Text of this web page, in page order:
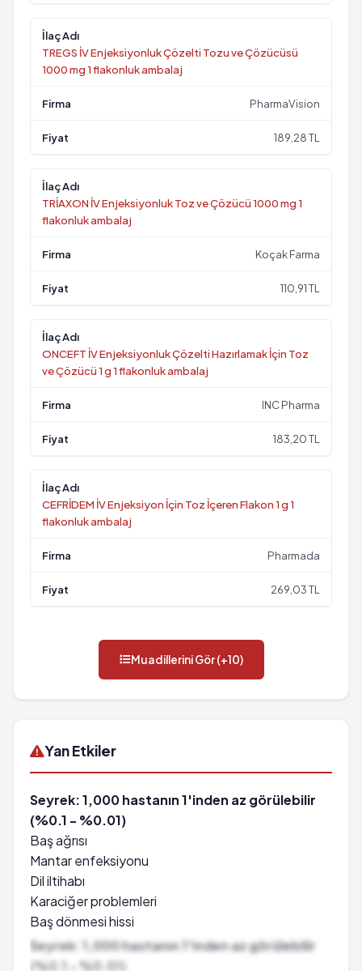
TREGS İV Enjeksiyonluk Çözelti Tozu ve Çözücüsü
1000 mg 1 flakonluk ambalaj
PharmaVision
189,28 TL
TRİAXON İV Enjeksiyonluk Toz ve Çözücü 1000 mg 1
flakonluk ambalaj
Koçak Farma
110,91 TL
ONCEFT İV Enjeksiyonluk Çözelti Hazırlamak İçin Toz
ve Çözücü 1 g 1 flakonluk ambalaj
INC Pharma
183,20 TL
CEFRİDEM İV Enjeksiyon İçin Toz İçeren Flakon 1 g 1
flakonluk ambalaj
Pharmada
269,03 TL
Muadillerini Gör (+10)
Yan Etkiler
Seyrek: 1,000 hastanın 1'inden az görülebilir
(%0.1 - %0.01)
Baş ağrısı
Mantar enfeksiyonu
Dil iltihabı
Karaciğer problemleri
Baş dönmesi hissi
Kan ile ilişkili rahatsızlıklar
Ağızda yara oluşması
Seyrek: 1,000 hastanın 1'inden az görülebilir
(%0.1 - %0.01)